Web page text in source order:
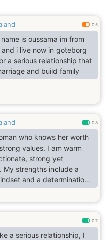
0.5
is oussama im from
i live now in goteborg
a serious relationship that
and build family
0.8
who knows her worth
values. I am warm
strong yet
My strengths include a
and a determination
the goals I set for myself.
always been easy, but I
all of life’s lessons, both
the bad. I’m not afraid
0.7
a serious relationship, I